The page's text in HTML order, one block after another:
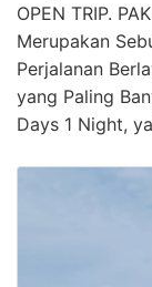
OPEN TRIP.
Merupakan
Perjalanan
yang Paling
Days 1 Night,